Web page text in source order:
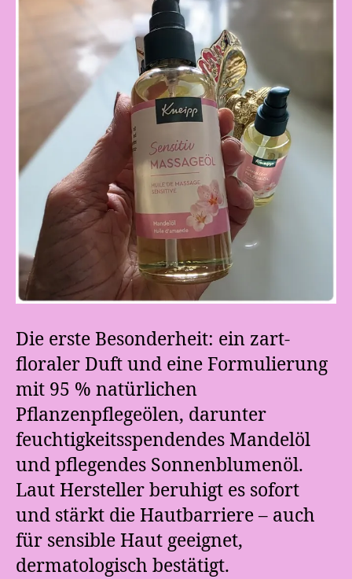
Die erste Besonderheit: ein zart-
floraler Duft und eine Formulierung
mit 95 % natürlichen
Pflanzenpflegeölen, darunter
feuchtigkeitsspendendes Mandelöl
und pflegendes Sonnenblumenöl.
Laut Hersteller beruhigt es sofort
und stärkt die Hautbarriere – auch
für sensible Haut geeignet,
dermatologisch bestätigt.